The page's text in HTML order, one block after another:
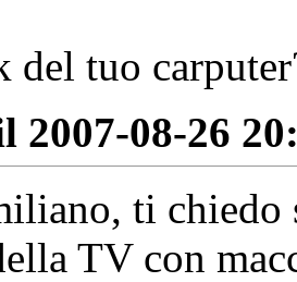
del tuo
2007-08-26
ti chiedo
TV con